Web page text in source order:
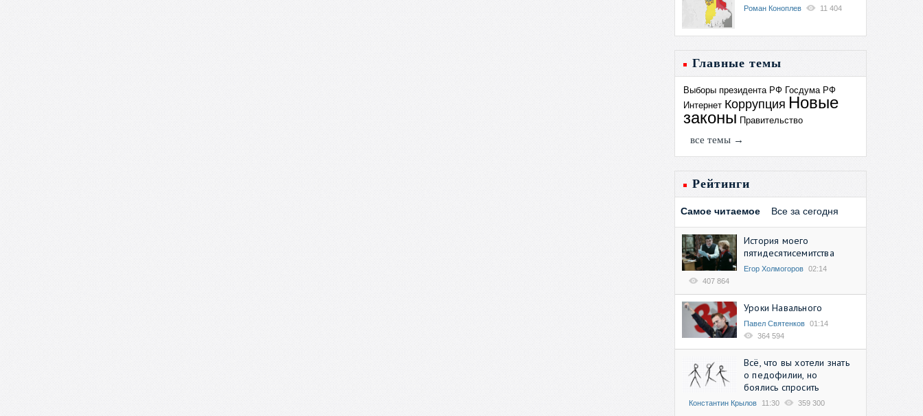
Роман Коноплев 11 404
Главные темы
Выборы президента РФ Госдума РФ
Интернет Коррупция Новые
законы Правительство
все темы →
Рейтинги
Самое читаемое Все за сегодня
История моего
пятидесятисемитства
Егор Холмогоров 02:14
407 864
Уроки Навального
Павел Святенков 01:14
364 594
Всё, что вы хотели знать
о педофилии, но
боялись спросить
Константин Крылов 11:30 359 300